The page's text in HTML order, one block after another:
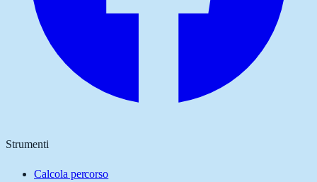
Strumenti
Calcola percorso